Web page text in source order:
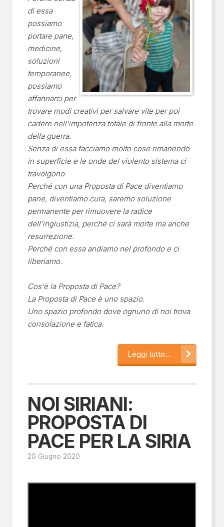
di essa
possiamo
portare pane,
medicine,
soluzioni
temporanee,
possiamo
affannarci per
trovare modi creativi per salvare vite per poi
cadere nell'impotenza totale di fronte alla morte
della guerra.
Senza di essa facciamo molto cose rimanendo
in superficie e le onde del violento sistema ci
travolgono.
Perché con una Proposta di Pace diventiamo
pane, diventiamo cura, saremo soluzione
permanente per rimuovere la radice
dell'ingiustizia, perché ci sarà morte ma anche
resurrezione.
Perché con essa andiamo nel profondo e ci
liberiamo.
Cos'è la Proposta di Pace?
La Proposta di Pace è uno spazio.
Uno spazio profondo dove ognuno di noi trova
consolazione e fatica.
Leggi tutto...
NOI SIRIANI:
PROPOSTA DI
PACE PER LA SIRIA
20 Giugno 2020